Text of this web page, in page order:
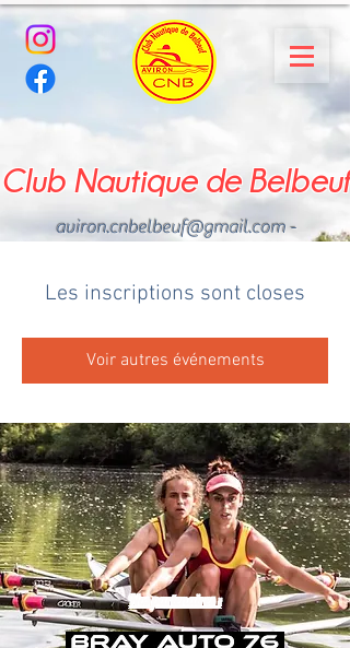
Club Nautique de Belbeuf
aviron.cnbelbeuf@gmail.com-
Les inscriptions sont closes
Voir autres événements
Nos partenaires :